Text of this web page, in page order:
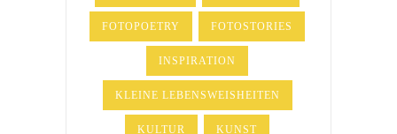
FOTOPOETRY FOTOSTORIES
INSPIRATION
KLEINE LEBENSWEISHEITEN
KULTUR KUNST